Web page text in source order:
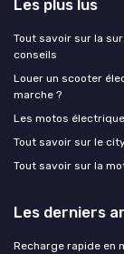
Les plus lus
Tout savoir sur la
conseils
Louer un scooter
marche ?
Les motos
Tout savoir sur le
Tout savoir sur la
Les derniers
Recharge rapide en